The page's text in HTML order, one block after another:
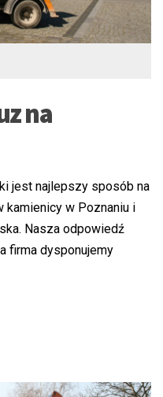
na
jest najlepszy sposób na
kamienicy w Poznaniu i
Nasza odpowiedź
firma dysponujemy